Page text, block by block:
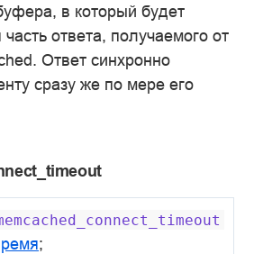
в который будет
ответа, получаемого от
Ответ синхронно
сразу же по мере его
;